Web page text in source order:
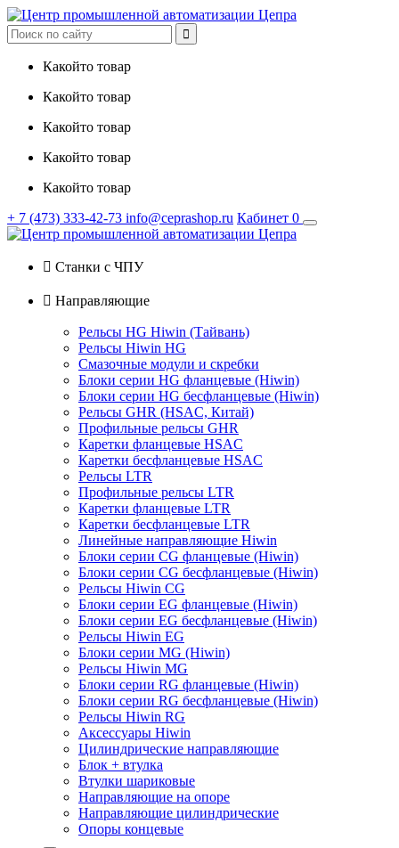

Какойто товар
Какойто товар
Какойто товар
Какойто товар
Какойто товар
+ 7 (473) 333-42-73 info@ceprashop.ru Кабинет 0
 Станки с ЧПУ
 Направляющие
Рельсы HG Hiwin (Тайвань)
Рельсы Hiwin HG
Смазочные модули и скребки
Блоки серии HG фланцевые (Hiwin)
Блоки серии HG бесфланцевые (Hiwin)
Рельсы GHR (HSAC, Китай)
Профильные рельсы GHR
Каретки фланцевые HSAC
Каретки бесфланцевые HSAC
Рельсы LTR
Профильные рельсы LTR
Каретки фланцевые LTR
Каретки бесфланцевые LTR
Линейные направляющие Hiwin
Блоки серии CG фланцевые (Hiwin)
Блоки серии CG бесфланцевые (Hiwin)
Рельсы Hiwin CG
Блоки серии EG фланцевые (Hiwin)
Блоки серии EG бесфланцевые (Hiwin)
Рельсы Hiwin EG
Блоки серии MG (Hiwin)
Рельсы Hiwin MG
Блоки серии RG фланцевые (Hiwin)
Блоки серии RG бесфланцевые (Hiwin)
Рельсы Hiwin RG
Аксессуары Hiwin
Цилиндрические направляющие
Блок + втулка
Втулки шариковые
Направляющие на опоре
Направляющие цилиндрические
Опоры концевые